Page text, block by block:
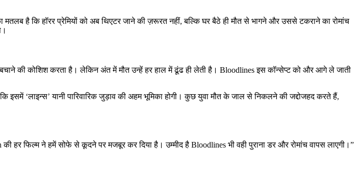
मतलब है कि हॉरर प्रेमियों को अब थिएटर जाने की ज़रूरत नहीं, बल्कि घर बैठे ही मौत से भागने और उससे टकराने का रोमांच
की कोशिश करता है। लेकिन अंत में मौत उन्हें हर हाल में ढूंढ ही लेती है। Bloodlines इस कॉन्सेप्ट को और आगे ले जाती
इसमें ‘लाइन्स’ यानी पारिवारिक जुड़ाव की अहम भूमिका होगी। कुछ युवा मौत के जाल से निकलने की जद्दोजहद करते हैं,
फिल्म ने हमें सोफे से कूदने पर मजबूर कर दिया है। उम्मीद है Bloodlines भी वही पुराना डर और रोमांच वापस लाएगी।”